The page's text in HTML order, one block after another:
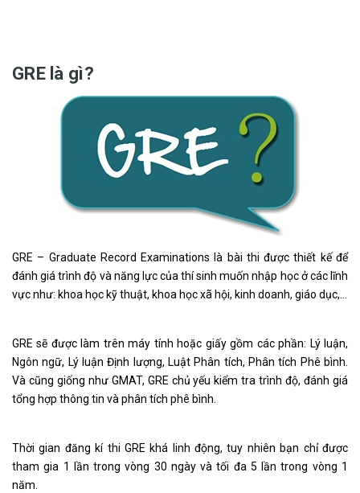
GRE là gì?
GRE – Graduate Record Examinations là bài thi được thiết kế để
đánh giá trình độ và năng lực của thí sinh muốn nhập học ở các lĩnh
vực như: khoa học kỹ thuật, khoa học xã hội, kinh doanh, giáo dục,…
GRE sẽ được làm trên máy tính hoặc giấy gồm các phần: Lý luận,
Ngôn ngữ, Lý luận Định lượng, Luật Phân tích, Phân tích Phê bình.
Và cũng giống như GMAT, GRE chủ yếu kiểm tra trình độ, đánh giá
tổng hợp thông tin và phân tích phê bình.
Thời gian đăng kí thi GRE khá linh động, tuy nhiên bạn chỉ được
tham gia 1 lần trong vòng 30 ngày và tối đa 5 lần trong vòng 1
năm.